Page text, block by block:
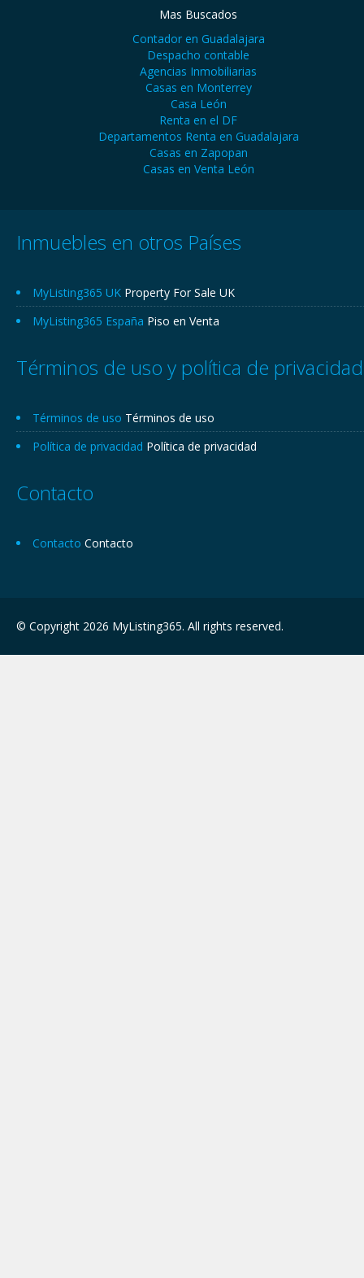
Mas Buscados
Contador en Guadalajara
Despacho contable
Agencias Inmobiliarias
Casas en Monterrey
Casa León
Renta en el DF
Departamentos Renta en Guadalajara
Casas en Zapopan
Casas en Venta León
Inmuebles en otros Países
MyListing365 UK Property For Sale UK
MyListing365 España Piso en Venta
Términos de uso y política de privacidad
Términos de uso Términos de uso
Política de privacidad Política de privacidad
Contacto
Contacto Contacto
© Copyright 2026 MyListing365. All rights reserved.